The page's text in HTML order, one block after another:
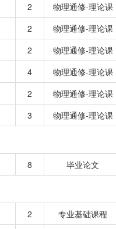
2
物理通修-理论课
2
物理通修-理论课
2
物理通修-理论课
4
物理通修-理论课
2
物理通修-理论课
3 物理通修-理论课
8 毕业论文
2
专业基础课程